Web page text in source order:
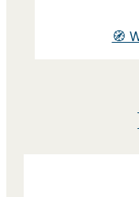
🧭